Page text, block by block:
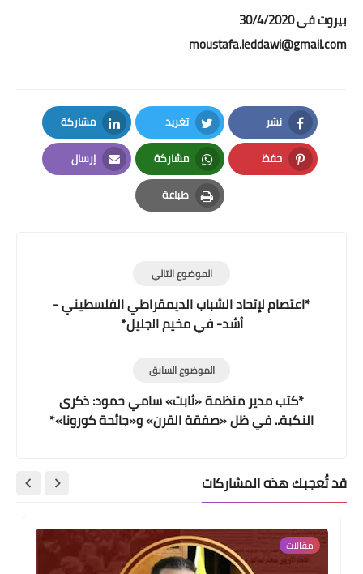
بيروت في 30/4/2020
moustafa.leddawi@gmail.com
نشر
Facebook
تغريد
Twitter
مشاركة
LinkedIn
حفظ
Pinterest
مشاركة
Whatsapp
إرسال
Email
طباعة
Print
الموضوع التالي
*اعتصام لإتحاد الشباب الديمقراطي الفلسطيني -
أشد- في مخيم الجليل*
الموضوع السابق
*كتب مدير منظمة «ثابت» سامي حمود: ذكرى
النكبة.. في ظل «صفقة القرن» و«جائحة كورونا»*
قد تُعجبك هذه المشاركات
مقالات